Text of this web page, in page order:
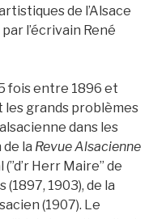
de l’Alsace
l’écrivain René
fois entre 1896 et
les grands problèmes
dans les
la Revue Alsacienne
Herr Maire” de
1903), de la
(1907). Le